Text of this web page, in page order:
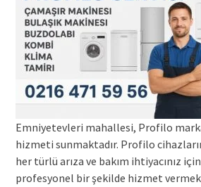
Emniyetevleri mahallesi, Profilo
hizmeti sunmaktadır. Profilo
her türlü arıza ve bakım ihtiyacınız
profesyonel bir şekilde hizmet